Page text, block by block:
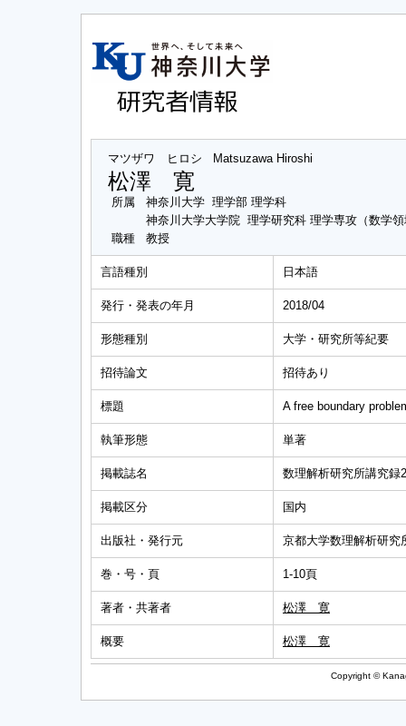
マツザワ ヒロシ Matsuzawa Hiroshi
松澤 寛
所属
神奈川大学 理学部 理学科
神奈川大学大学院 理学研究科 理学専攻（数学
職種
教授
言語種別 日本語
発行・発表の年月 2018/04
形態種別 大学・研究所等紀要
招待論文 招待あり
標題 A free boundary
執筆形態 単著
掲載誌名 数理解析研究所講究録
掲載区分 国内
出版社・発行元 京都大学数理解析研究
巻・号・頁 1-10頁
著者・共著者 松澤 寛
概要 松澤 寛
Copyright ©